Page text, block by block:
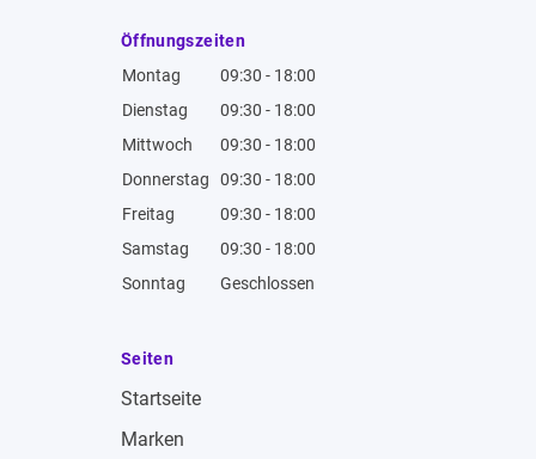
Öffnungszeiten
Montag
09:30 - 18:00
Dienstag
09:30 - 18:00
Mittwoch
09:30 - 18:00
Donnerstag
09:30 - 18:00
Freitag
09:30 - 18:00
Samstag
09:30 - 18:00
Sonntag
Geschlossen
Seiten
Startseite
Marken